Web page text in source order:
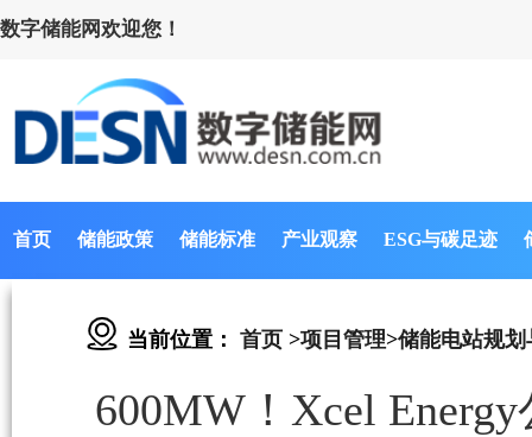
数字储能网欢迎您！
首页 储能政策 储能标准 产业观察 ESG与碳足迹
当前位置： 首页 >项目管理>储能电站规划
600MW！Xcel